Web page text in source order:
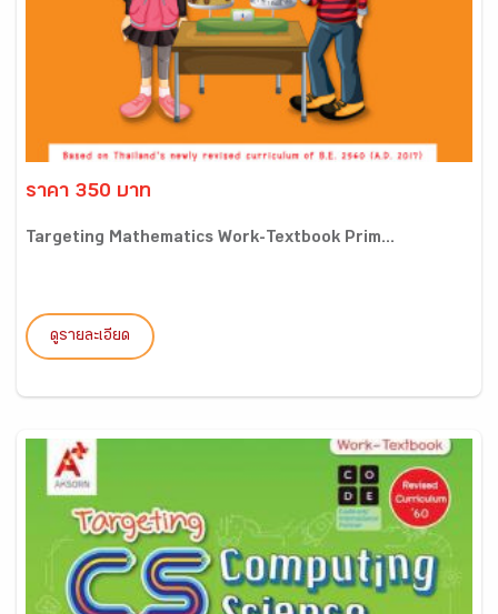
ราคา 350 บาท
Targeting Mathematics Work-Textbook Prim...
ดูรายละเอียด